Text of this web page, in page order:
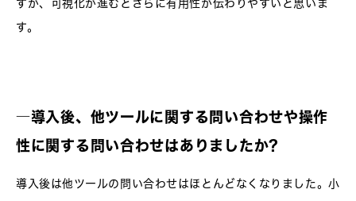
すが、可視化が進むとさらに有用性が伝わりやすいと思いま
す。
―導入後、他ツールに関する問い合わせや操作
性に関する問い合わせはありましたか?
導入後は他ツールの問い合わせはほとんどなくなりました。小